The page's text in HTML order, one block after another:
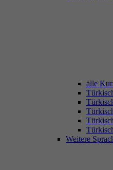
alle
Weitere